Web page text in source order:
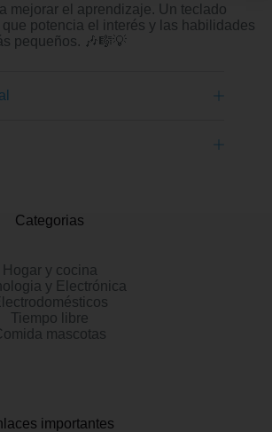
mejorar el aprendizaje. Un teclado
potencia el interés y las habilidades
pequeños. 🎶🎼💡
Categorias
Hogar y cocina
y Electrónica
Tiempo libre
mascotas
importantes